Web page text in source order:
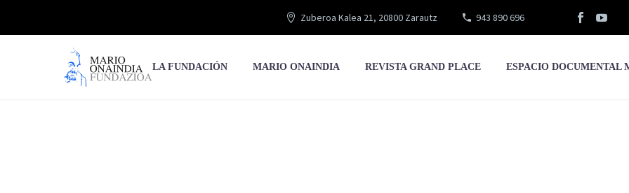
Zuberoa Kalea 21, 20800 Zarautz 943 890 696
LA FUNDACIÓN MARIO ONAINDIA REVISTA GRAND PLACE ESPACIO DOCUMENTAL